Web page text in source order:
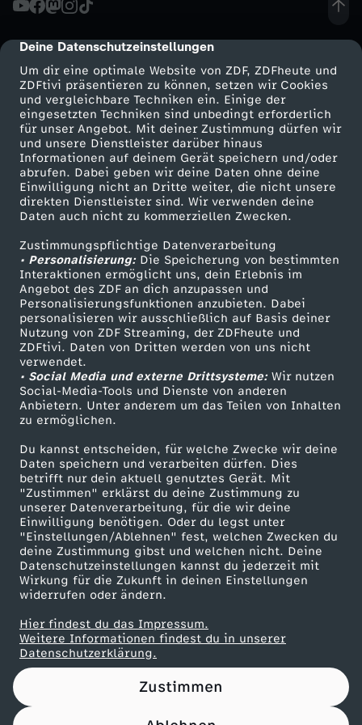
cmp-dialog-description
Deine Datenschutzeinstellungen
Um dir eine optimale Website von ZDF, ZDFheute und
ZDFtivi präsentieren zu können, setzen wir Cookies
und vergleichbare Techniken ein. Einige der
eingesetzten Techniken sind unbedingt erforderlich
für unser Angebot. Mit deiner Zustimmung dürfen wir
und unsere Dienstleister darüber hinaus
Informationen auf deinem Gerät speichern und/oder
abrufen. Dabei geben wir deine Daten ohne deine
Einwilligung nicht an Dritte weiter, die nicht unsere
direkten Dienstleister sind. Wir verwenden deine
Daten auch nicht zu kommerziellen Zwecken.
Zustimmungspflichtige Datenverarbeitung
• Personalisierung:Die Speicherung von bestimmten
Interaktionen ermöglicht uns, dein Erlebnis im
Angebot des ZDF an dich anzupassen und
Personalisierungsfunktionen anzubieten. Dabei
personalisieren wir ausschließlich auf Basis deiner
Nutzung von ZDF Streaming, der ZDFheute und
ZDFtivi. Daten von Dritten werden von uns nicht
verwendet.
• Social Media und externe Drittsysteme:Wir nutzen
Social-Media-Tools und Dienste von anderen
Anbietern. Unter anderem um das Teilen von Inhalten
zu ermöglichen.
Du kannst entscheiden, für welche Zwecke wir deine
Daten speichern und verarbeiten dürfen. Dies
betrifft nur dein aktuell genutztes Gerät. Mit
"Zustimmen" erklärst du deine Zustimmung zu
unserer Datenverarbeitung, für die wir deine
Einwilligung benötigen. Oder du legst unter
"Einstellungen/Ablehnen" fest, welchen Zwecken du
deine Zustimmung gibst und welchen nicht. Deine
Datenschutzeinstellungen kannst du jederzeit mit
Wirkung für die Zukunft in deinen Einstellungen
widerrufen oder ändern.
Hier findest du das Impressum.
Weitere Informationen findest du in unserer
Datenschutzerklärung.
Zustimmen
r
e
i
f
ü
r
d
a
s
M
i
l
l
i
a
r
d
Mehr ZDF
ZDF-Apps
Smart TV
ZDFtext
Livestreams
Sendungen A-Z
TV-Programm
Service
ZDFmitreden
Kontakt zum ZDF
Tickets
Zuschauerservice
Hilfe
ZDF Unternehmen
Karriere
ZDF goes Schule
Werbefernsehen
Mainzelmännchen
Partner